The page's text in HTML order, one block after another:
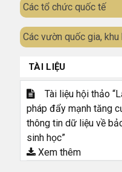
Các tổ chức quốc tế
Các vườn quốc gia, khu
TÀI LIỆU
Tài liệu hội thảo
pháp đẩy mạnh tăng
thông tin dữ liệu về
sinh học”
Xem thêm